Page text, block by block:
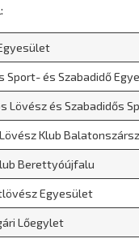
Sport- és Szabadidő
Lövész és Szabadidős
Klub
Berettyóújfalu
Egyesület
Lőegylet